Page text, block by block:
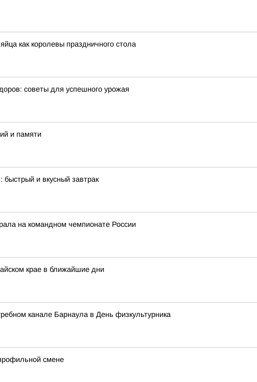
как королевы праздничного стола
советы для успешного урожая
и памяти
и вкусный завтрак
на командном чемпионате России
крае в ближайшие дни
канале Барнаула в День физкультурника
смене